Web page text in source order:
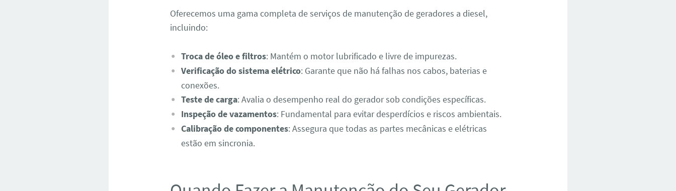
Oferecemos uma gama completa de serviços de manutenção de geradores a diesel,
incluindo:
Troca de óleo e filtros: Mantém o motor lubrificado e livre de impurezas.
Verificação do sistema elétrico: Garante que não há falhas nos cabos, baterias e
conexões.
Teste de carga: Avalia o desempenho real do gerador sob condições específicas.
Inspeção de vazamentos: Fundamental para evitar desperdícios e riscos ambientais.
Calibração de componentes: Assegura que todas as partes mecânicas e elétricas
estão em sincronia.